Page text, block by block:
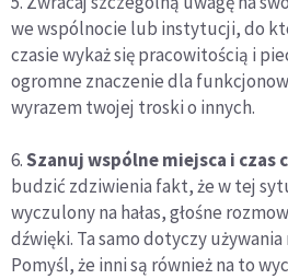
we wspólnocie lub instytucji, do
czasie wykaż się pracowitością i
ogromne znaczenie dla
wyrazem twojej troski o innych.
6.Szanuj wspólne miejsca i czas
budzić zdziwienia fakt, że w tej
wyczulony na hałas, głośne
dźwięki. Ta samo dotyczy
Pomyśl, że inni są również na to